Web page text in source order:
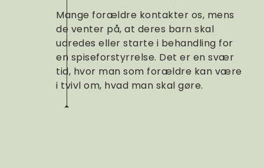
Mange forældre kontakter os, mens
de venter på, at deres barn skal
udredes eller starte i behandling for
en spiseforstyrrelse. Det er en svær
tid, hvor man som forældre kan være
i tvivl om, hvad man skal gøre.